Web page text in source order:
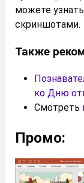
можете
скриншотами.
Также
ко Дню
Смотреть
Промо: